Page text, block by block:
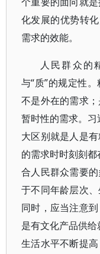
化发展的优势转
需求的效能。
人民群众的
与“质”的规定性
不是外在的需求
暂时性的需求。
大区别就是人是
的需求时时刻刻
合人民群众需要
于不同年龄层次、
同时，应当注意
是有文化产品供
生活水平不断提